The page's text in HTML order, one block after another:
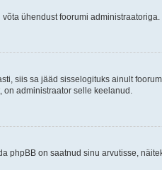
ühendust foorumi administraatoriga.
siis sa jääd sisselogituks ainult
administraator selle keelanud.
phpBB on saatnud sinu arvutisse,